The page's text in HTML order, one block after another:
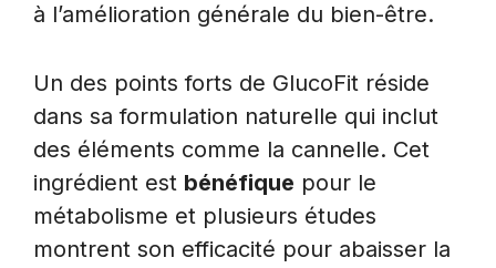
à l’amélioration générale du bien-être.
Un des points forts de GlucoFit réside
dans sa formulation naturelle qui inclut
des éléments comme la cannelle. Cet
ingrédient est bénéfique pour le
métabolisme et plusieurs études
montrent son efficacité pour abaisser la